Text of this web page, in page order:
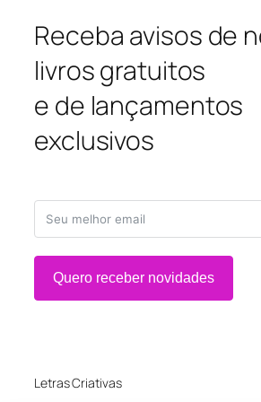
Receba avisos de
livros gratuitos
e de lançamentos
exclusivos
Quero receber novidades
Letras Criativas